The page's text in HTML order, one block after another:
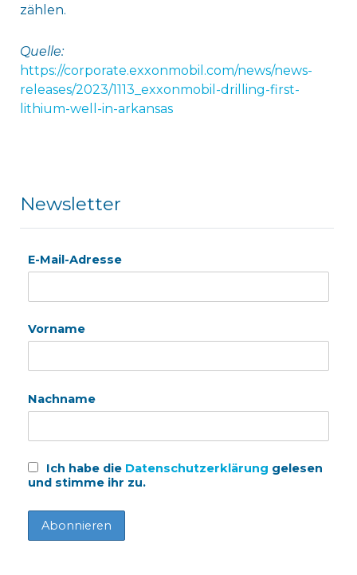
zählen.
Quelle:
https://corporate.exxonmobil.com/news/news-
releases/2023/1113_exxonmobil-drilling-first-
lithium-well-in-arkansas
Newsletter
E-Mail-Adresse
Vorname
Nachname
Ich habe die Datenschutzerklärung gelesen
und stimme ihr zu.